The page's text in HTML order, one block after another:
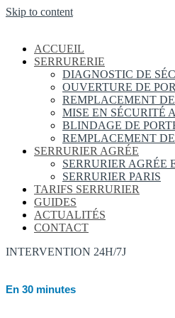
Skip to content
ACCUEIL
SERRURERIE
DIAGNOSTIC DE
OUVERTURE DE
REMPLACEMENT
MISE EN SÉCURITÉ
BLINDAGE DE
REMPLACEMENT
SERRURIER AGRÉE
SERRURIER AGRÉE
SERRURIER PARIS
TARIFS SERRURIER
GUIDES
ACTUALITÉS
CONTACT
INTERVENTION 24H/7J
En 30 minutes